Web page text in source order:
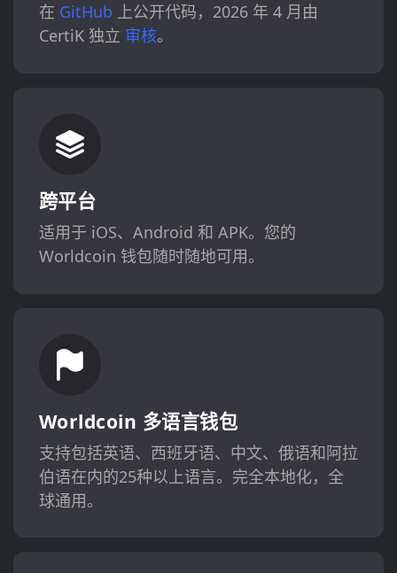
在 GitHub 上公开代码，2026 年 4 月由
CertiK 独立 审核。
跨平台
适用于 iOS、Android 和 APK。您的
Worldcoin 钱包随时随地可用。
Worldcoin 多语言钱包
支持包括英语、西班牙语、中文、俄语和阿拉
伯语在内的25种以上语言。完全本地化，全
球通用。